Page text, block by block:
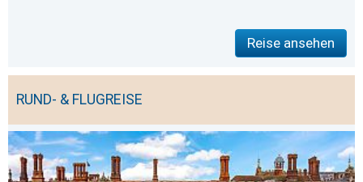
Reise ansehen
RUND- & FLUGREISE